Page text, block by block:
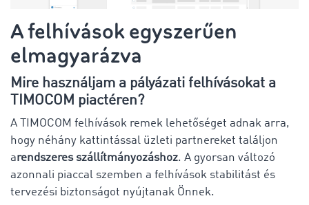
A felhívások egyszerűen
elmagyarázva
Mire használjam a pályázati felhívásokat a
TIMOCOM piactéren?
A TIMOCOM felhívások remek lehetőséget adnak arra,
hogy néhány kattintással üzleti partnereket találjon
arendszeres szállítmányozáshoz. A gyorsan változó
azonnali piaccal szemben a felhívások stabilitást és
tervezési biztonságot nyújtanak Önnek.